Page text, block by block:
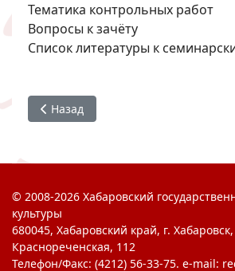
Тематика контрольных работ
Вопросы к зачёту
Список литературы к
Предыдущий: История культуры
Назад
© 2008-2026 Хабаровский
культуры
680045, Хабаровский край, г. Хабаровск,
Краснореченская, 112
Телефон/Факс: (4212) 56-33-75. e-mail: